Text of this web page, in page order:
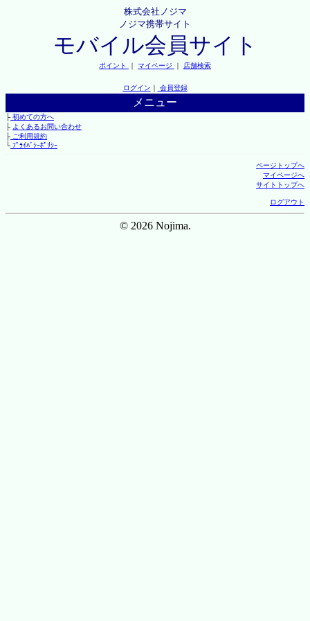
株式会社ノジマ
ノジマ携帯サイト
モバイル会員サイト
ポイント ｜ マイページ ｜ 店舗検索
ログイン ｜ 会員登録
メニュー
├初めての方へ
├ よくあるお問い合わせ
├ご利用規約
└ﾌﾟﾗｲﾊﾞｼｰﾎﾟﾘｼｰ
ページトップへ
マイページへ
サイトトップへ
ログアウト
© 2026 Nojima.